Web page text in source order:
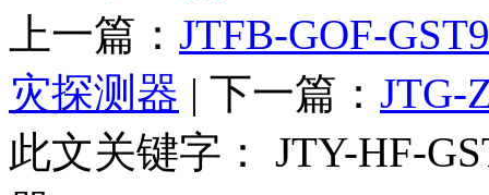
上一篇： JTFB-GOF-
灾探测器 | 下一篇： JTG-
此文关键字：
JTY-HF-